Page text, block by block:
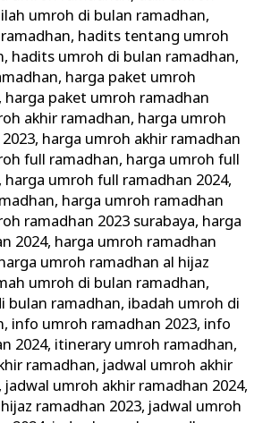
umroh di bulan ramadhan,
, hadits tentang umroh
, hadits umroh di bulan ramadhan,
, harga paket umroh
harga paket umroh ramadhan
akhir ramadhan, harga umroh
, harga umroh akhir ramadhan
full ramadhan, harga umroh full
harga umroh full ramadhan 2024,
, harga umroh ramadhan
ramadhan 2023 surabaya, harga
2024, harga umroh ramadhan
umroh ramadhan al hijaz
umroh di bulan ramadhan,
bulan ramadhan, ibadah umroh di
, info umroh ramadhan 2023, info
2024, itinerary umroh ramadhan,
ramadhan, jadwal umroh akhir
jadwal umroh akhir ramadhan 2024,
ramadhan 2023, jadwal umroh